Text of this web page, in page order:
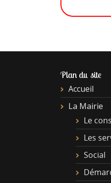
Plan du site
Accueil
La Mairie
Le
Les
Social